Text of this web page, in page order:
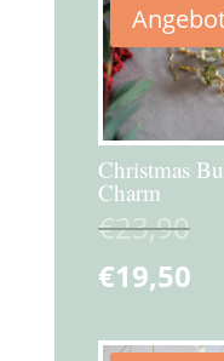
Christmas
Charm
€23,90
€19,50